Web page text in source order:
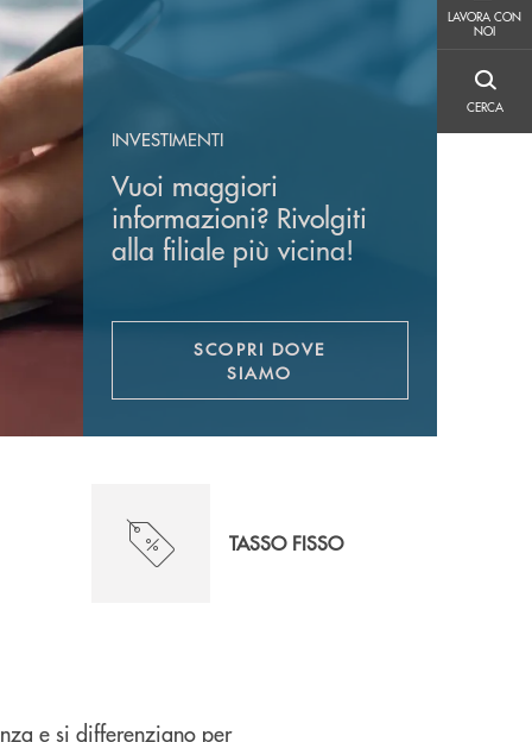
LAVORA CON
NOI
CERCA
INVESTIMENTI
Vuoi maggiori
informazioni? Rivolgiti
alla filiale più vicina!
SCOPRI DOVE
SIAMO
TASSO FISSO
e si differenziano per